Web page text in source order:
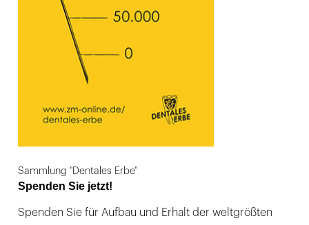
Sammlung "Dentales Erbe"
Spenden Sie jetzt!
Spenden Sie für Aufbau und Erhalt der weltgrößten